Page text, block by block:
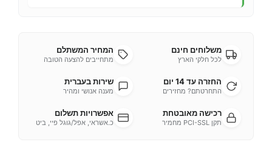
משלוחים חינם
לכל חלקי הארץ
המחיר המשתלם
מתחייבים להצעה הטובה
החזרה עד 14 יום
התחרטתם? מחזירים
שירות בעברית
מענה אנושי ומהיר
רכישה מאובטחת
תקן PCI-SSL מחמיר
אפשרויות תשלום
כ.אשראי, אפל/גוגל פיי, ביט